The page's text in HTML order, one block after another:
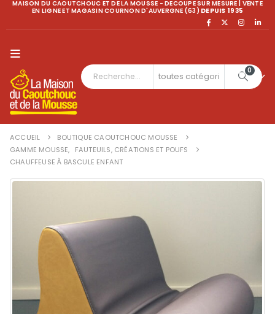
MAISON DU CAOUTCHOUC ET DE LA MOUSSE - DECOUPE SUR MESURE | VENTE
EN LIGNE ET MAGASIN COURNON D'AUVERGNE (63) DEPUIS 1935
0
ACCUEIL
BOUTIQUE CAOUTCHOUC MOUSSE
GAMME MOUSSE,
FAUTEUILS, CRÉATIONS ET POUFS
CHAUFFEUSE À BASCULE ENFANT